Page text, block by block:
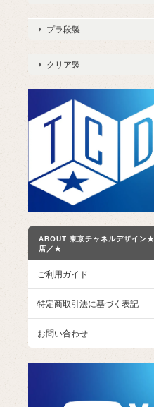
プラ段製
クリア製
ABOUT 東京チャネルデザイン
店／★
ご利用ガイド
特定商取引法に基づく表記
お問い合わせ